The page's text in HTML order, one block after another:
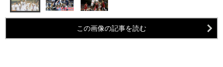
この画像の記事を読む